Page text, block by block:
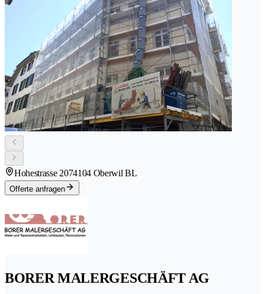
Hohestrasse 2074104 Oberwil BL
Offerte anfragen
BORER MALERGESCHÄFT AG